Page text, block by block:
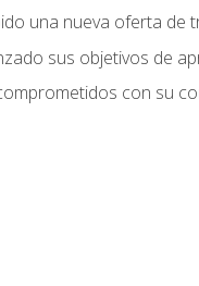
una nueva oferta
sus objetivos de
con su